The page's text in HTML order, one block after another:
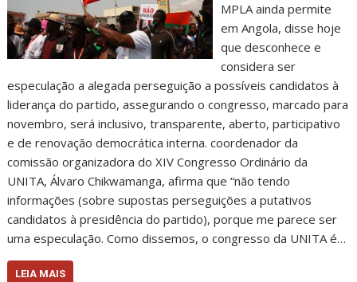
MPLA ainda permite
em Angola, disse hoje
que desconhece e
considera ser
especulação a alegada perseguição a possíveis candidatos à
liderança do partido, assegurando o congresso, marcado para
novembro, será inclusivo, transparente, aberto, participativo
e de renovação democrática interna. coordenador da
comissão organizadora do XIV Congresso Ordinário da
UNITA, Álvaro Chikwamanga, afirma que “não tendo
informações (sobre supostas perseguições a putativos
candidatos à presidência do partido), porque me parece ser
uma especulação. Como dissemos, o congresso da UNITA é…
LEIA MAIS